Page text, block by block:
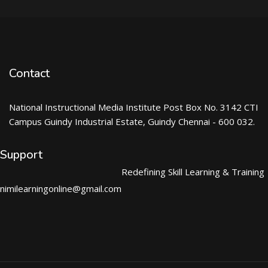
Contact
National Instructional Media Institute Post Box No. 3142 CTI
Campus Guindy Industrial Estate, Guindy Chennai - 600 032.
Support
nimilearningonline@gmail.com
Redefining Skill Learning & Training